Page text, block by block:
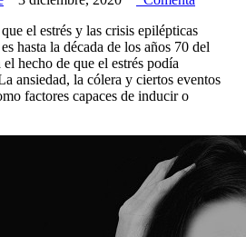
el estrés y las crisis epilépticas
hasta la década de los años 70 del
hecho de que el estrés podía
ansiedad, la cólera y ciertos eventos
factores capaces de inducir o